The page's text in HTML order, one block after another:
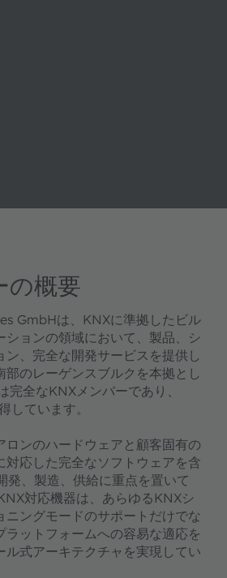
の概要
GmbHは、KNXに準拠したビル
ションの領域において、製品、シ
ン、完全な開発サービスを提供し
部のレーゲンスブルクを本拠とし
完全なKNXメンバーであり、
しています。
ロンのハードウェアと顧客固有の
対応した完全なソフトウェアを含
発、製造、供給に重点を置いて
対応機器は、あらゆるKNXシ
ニングモードのサポートだけでな
ラットフォームへの容易な適応を
ル式アーキテクチャを実現してい